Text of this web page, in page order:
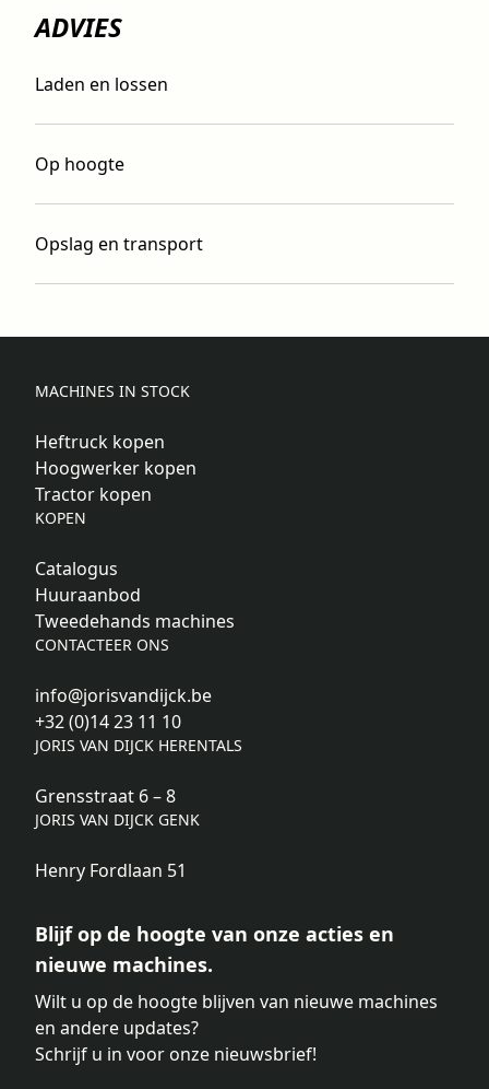
ADVIES
Laden en lossen
Op hoogte
Opslag en transport
MACHINES IN STOCK
Heftruck kopen
Hoogwerker kopen
Tractor kopen
KOPEN
Catalogus
Huuraanbod
Tweedehands machines
CONTACTEER ONS
info@jorisvandijck.be
+32 (0)14 23 11 10
JORIS VAN DIJCK HERENTALS
Grensstraat 6 – 8
JORIS VAN DIJCK GENK
Henry Fordlaan 51
Blijf op de hoogte van onze acties en
nieuwe machines.
Wilt u op de hoogte blijven van nieuwe machines
en andere updates?
Schrijf u in voor onze nieuwsbrief!